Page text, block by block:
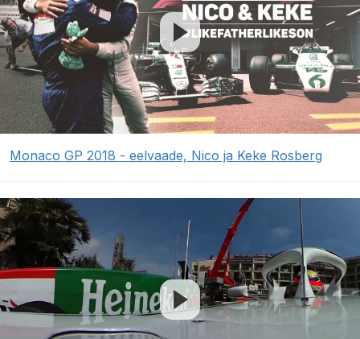
Monaco GP 2018 - eelvaade, Nico ja Keke Rosberg